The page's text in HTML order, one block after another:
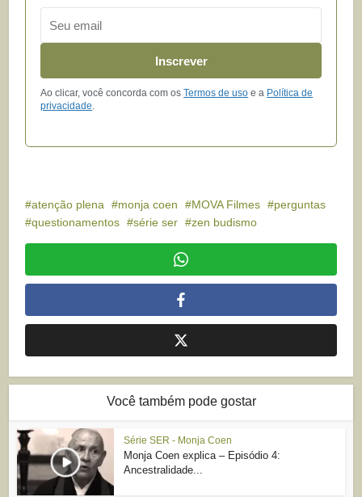
Inscrever
Ao clicar, você concorda com osTermos de uso e a Política de
privacidade.
atenção plena monja coen MOVA Filmes
perguntas
questionamentos
série ser zen budismo
Você também pode gostar
Série SER - Monja Coen
Monja Coen explica – Episódio 4:
Ancestralidade...